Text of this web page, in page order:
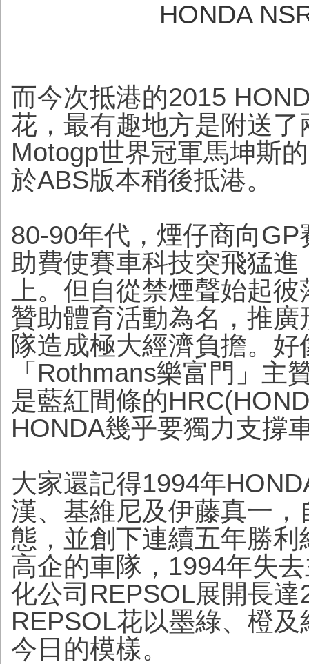
HONDA
而今次抵港的2015
花，最有趣地方是附送
Motogp世界冠軍馬坤斯
於ABS版本稍後抵港。
80-90年代，煙仔商向
助費使賽車科技突飛猛
上。但自從禁煙聲始起
贊助體育活動為名，推
隊造成極大經濟負擔。
「Rothmans樂富門」主
是藍紅間條的
HONDA幾乎要獨力支撐
大家還記得1994年
漢、基維尼及伊藤真一
態，並創下連續五年勝
高企的車隊，1994年失
化公司REPSOL展開長
REPSOL花以墨綠、橙
今日的模樣。